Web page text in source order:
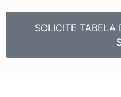
SOLICITE TABELA